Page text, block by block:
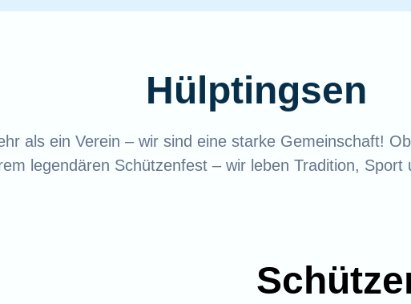
Hülptingsen
als ein Verein – wir sind eine starke Gemeinschaft!
legendären Schützenfest – wir leben Tradition, Sport